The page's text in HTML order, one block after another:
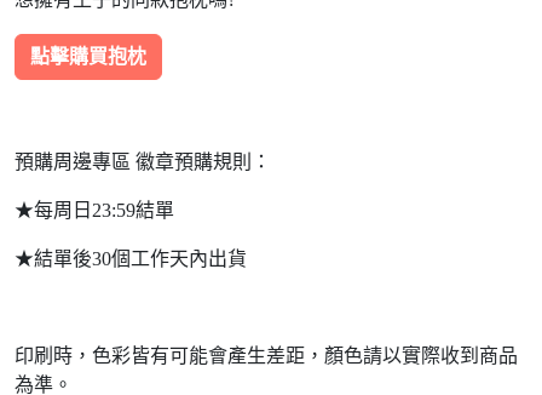
點擊購買抱枕
預購周邊專區 徽章預購規則：
★每周日23:59結單
★結單後30個工作天內出貨
印刷時，色彩皆有可能會產生差距，顏色請以實際收到商品
為準。